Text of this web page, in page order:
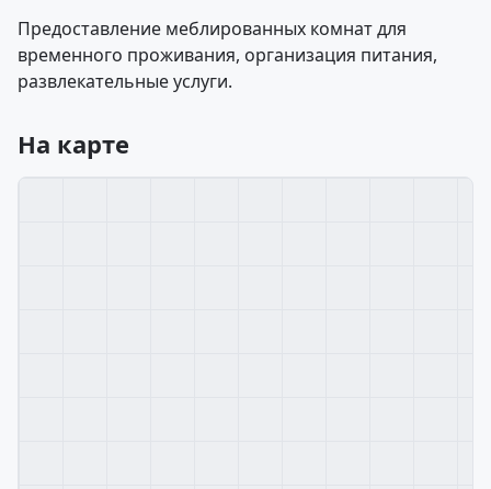
Предоставление меблированных комнат для
временного проживания, организация питания,
развлекательные услуги.
На карте